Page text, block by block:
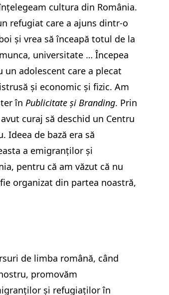
cultura din România.
refugiat care a ajuns dintr-o
și vrea să înceapă totul de la
universitate … Începea
adolescent care a plecat
și economic și fizic. Am
în Publicitate și Branding. Prin
curaj să deschid un Centru
Ideea de bază era să
a emigranților și
pentru că am văzut că nu
organizat din partea noastră,
de limba română, când
promovăm
și refugiaților în